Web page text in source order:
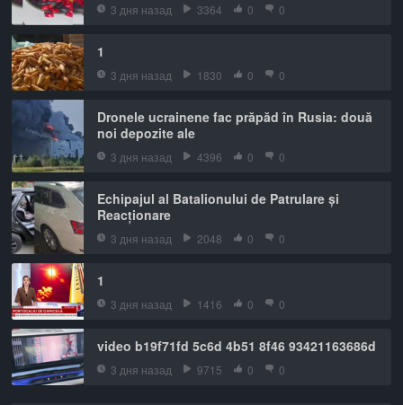
3 дня назад 3364 0 0
1
3 дня назад 1830 0 0
Dronele ucrainene fac prăpăd în Rusia: două
noi depozite ale
3 дня назад 4396 0 0
Echipajul al Batalionului de Patrulare și
Reacționare
3 дня назад 2048 0 0
1
3 дня назад 1416 0 0
video b19f71fd 5c6d 4b51 8f46 93421163686d
3 дня назад 9715 0 0